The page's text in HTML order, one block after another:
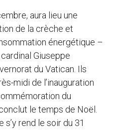
aura lieu une
de la crèche et
énergétique –
cardinal Giuseppe
du Vatican. Ils
midi de l’inauguration
du
le temps de Noël.
rend le soir du 31